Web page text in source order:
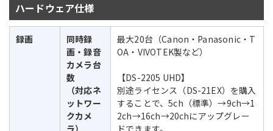
ハードウェア仕様
録画
同時録
画・録音
カメラ台
数
（対応ネ
ットワー
クカメ
最大20台（Canon・Panasonic・T
OA・VIVOTEK製など）
【DS-2205 UHD】
別途ライセンス（DS-21EX）を購入
することで、5ch（標準）→9ch→1
2ch→16ch→20chにアップグレー